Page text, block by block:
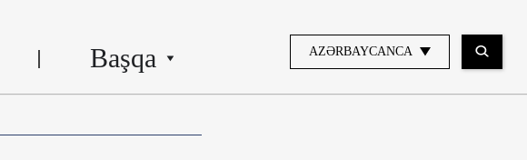
Başqa AZƏRBAYCANCA